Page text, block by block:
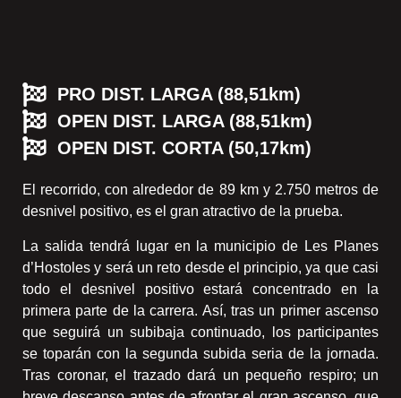
PRO DIST. LARGA (88,51km)
OPEN DIST. LARGA (88,51km)
OPEN DIST. CORTA (50,17km)
El recorrido, con alrededor de 89 km y 2.750 metros de
desnivel positivo, es el gran atractivo de la prueba.
La salida tendrá lugar en la municipio de Les Planes
d’Hostoles y será un reto desde el principio, ya que casi
todo el desnivel positivo estará concentrado en la
primera parte de la carrera. Así, tras un primer ascenso
que seguirá un subibaja continuado, los participantes
se toparán con la segunda subida seria de la jornada.
Tras coronar, el trazado dará un pequeño respiro; un